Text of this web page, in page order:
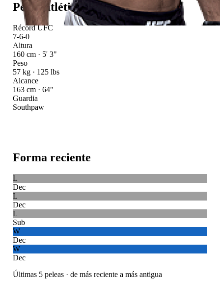
Perfil atlético
Récord UFC
7-6-0
Altura
160 cm · 5' 3"
Peso
57 kg · 125 lbs
Alcance
163 cm · 64"
Guardia
Southpaw
Forma reciente
L
Dec
L
Dec
L
Sub
W
Dec
W
Dec
Últimas 5 peleas · de más reciente a más antigua